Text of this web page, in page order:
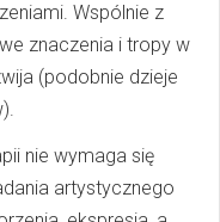
Wspólnie z
znaczenia i tropy w
(podobnie dzieje
nie wymaga się
artystycznego